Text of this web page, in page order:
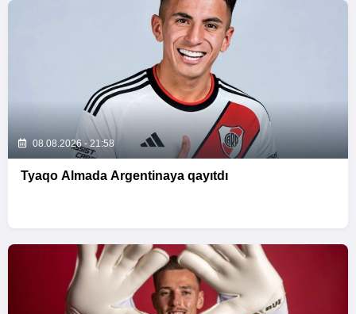
08.08.2026 - 21:58
Tyaqo Almada Argentinaya qayıtdı